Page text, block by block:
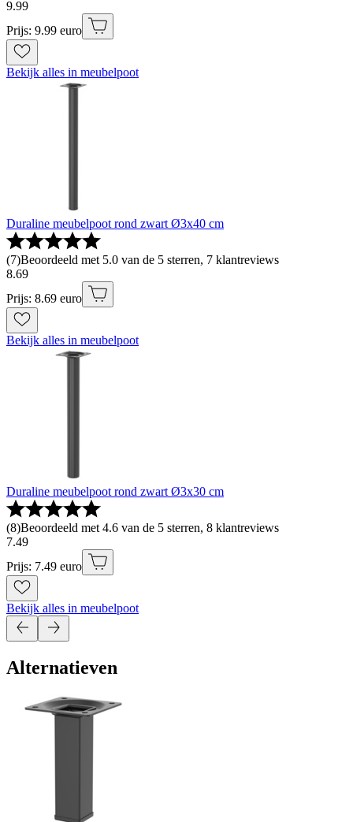
9.99
Prijs: 9.99 euro
Bekijk alles in meubelpoot
Duraline meubelpoot rond zwart Ø3x40 cm
(7)Beoordeeld met 5.0 van de 5 sterren, 7 klantreviews
8.69
Prijs: 8.69 euro
Bekijk alles in meubelpoot
Duraline meubelpoot rond zwart Ø3x30 cm
(8)Beoordeeld met 4.6 van de 5 sterren, 8 klantreviews
7.49
Prijs: 7.49 euro
Bekijk alles in meubelpoot
Alternatieven